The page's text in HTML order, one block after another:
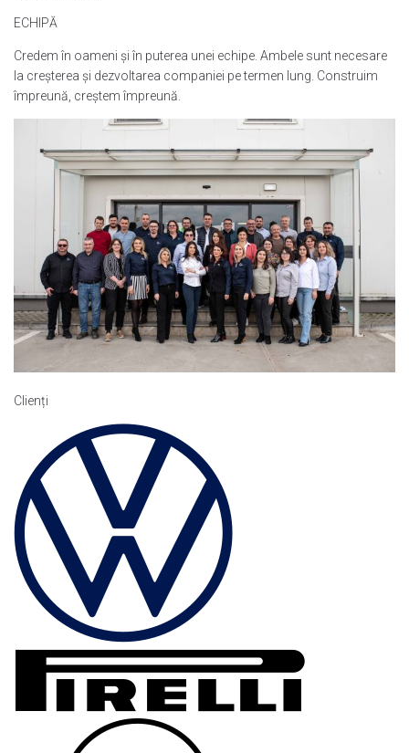
ECHIPĂ
Credem în oameni și în puterea unei echipe. Ambele sunt necesare
la creșterea și dezvoltarea companiei pe termen lung. Construim
împreună, creștem împreună.
Clienți